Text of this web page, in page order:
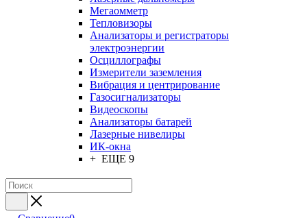
Мегаомметр
Тепловизоры
Анализаторы и регистраторы
электроэнергии
Осциллографы
Измерители заземления
Вибрация и центрирование
Газосигнализаторы
Видеоскопы
Анализаторы батарей
Лазерные нивелиры
ИК-окна
+ ЕЩЕ 9